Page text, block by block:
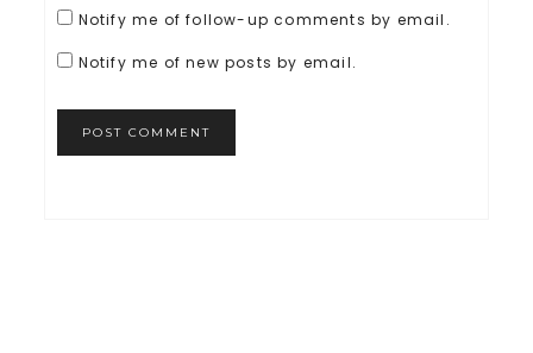
Notify me of follow-up comments by email.
Notify me of new posts by email.